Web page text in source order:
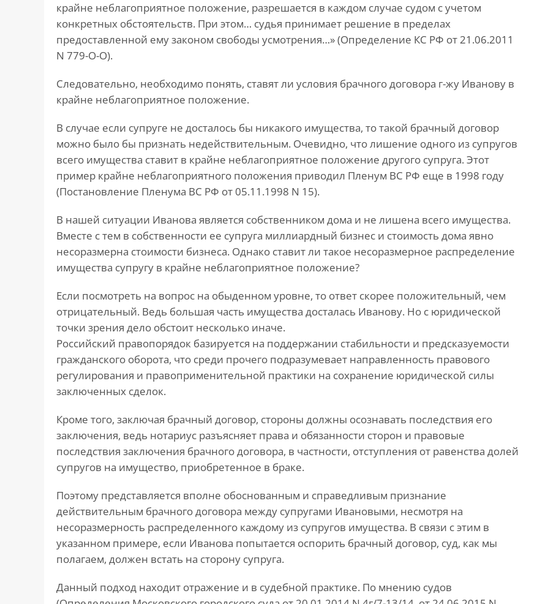
крайне неблагоприятное положение, разрешается в каждом случае судом с учетом
конкретных обстоятельств. При этом… судья принимает решение в пределах
предоставленной ему законом свободы усмотрения…» (Определение КС РФ от 21.06.2011
N 779-О-О).
Следовательно, необходимо понять, ставят ли условия брачного договора г-жу Иванову в
крайне неблагоприятное положение.
В случае если супруге не досталось бы никакого имущества, то такой брачный договор
можно было бы признать недействительным. Очевидно, что лишение одного из супругов
всего имущества ставит в крайне неблагоприятное положение другого супруга. Этот
пример крайне неблагоприятного положения приводил Пленум ВС РФ еще в 1998 году
(Постановление Пленума ВС РФ от 05.11.1998 N 15).
В нашей ситуации Иванова является собственником дома и не лишена всего имущества.
Вместе с тем в собственности ее супруга миллиардный бизнес и стоимость дома явно
несоразмерна стоимости бизнеса. Однако ставит ли такое несоразмерное распределение
имущества супругу в крайне неблагоприятное положение?
Если посмотреть на вопрос на обыденном уровне, то ответ скорее положительный, чем
отрицательный. Ведь большая часть имущества досталась Иванову. Но с юридической
точки зрения дело обстоит несколько иначе.
Российский правопорядок базируется на поддержании стабильности и предсказуемости
гражданского оборота, что среди прочего подразумевает направленность правового
регулирования и правоприменительной практики на сохранение юридической силы
заключенных сделок.
Кроме того, заключая брачный договор, стороны должны осознавать последствия его
заключения, ведь нотариус разъясняет права и обязанности сторон и правовые
последствия заключения брачного договора, в частности, отступления от равенства долей
супругов на имущество, приобретенное в браке.
Поэтому представляется вполне обоснованным и справедливым признание
действительным брачного договора между супругами Ивановыми, несмотря на
несоразмерность распределенного каждому из супругов имущества. В связи с этим в
указанном примере, если Иванова попытается оспорить брачный договор, суд, как мы
полагаем, должен встать на сторону супруга.
Данный подход находит отражение и в судебной практике. По мнению судов